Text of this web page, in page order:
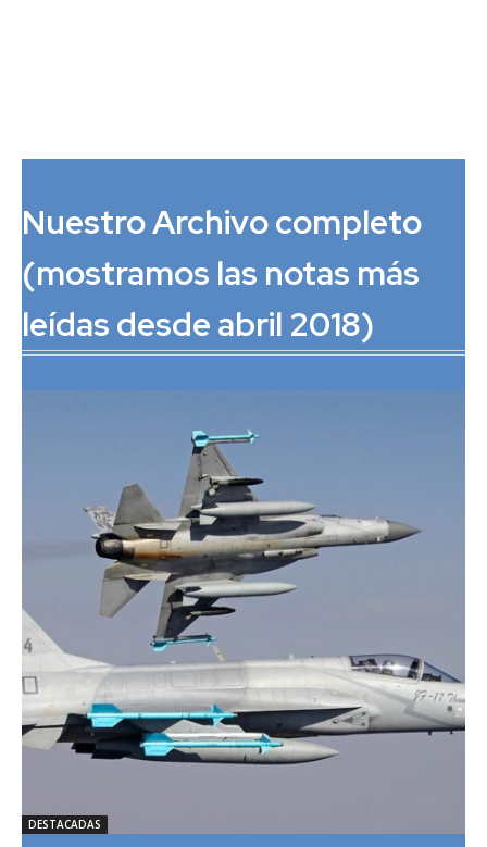
Nuestro Archivo completo
(mostramos las notas más
leídas desde abril 2018)
DESTACADAS